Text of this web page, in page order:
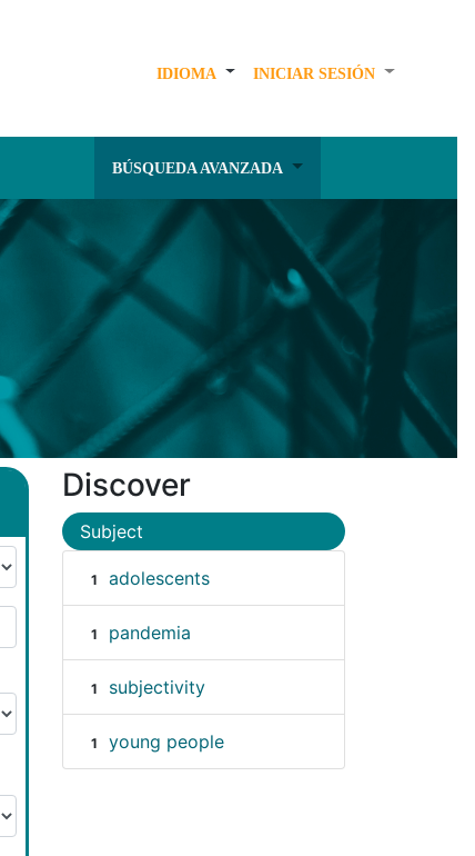
IDIOMA INICIAR SESIÓN
BÚSQUEDA AVANZADA
Discover
Subject
1 adolescents
1 pandemia
1 subjectivity
1 young people